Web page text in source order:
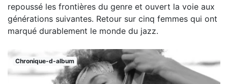
repoussé les frontières du genre et ouvert la voie aux
générations suivantes. Retour sur cinq femmes qui ont
marqué durablement le monde du jazz.
Chronique-d-album